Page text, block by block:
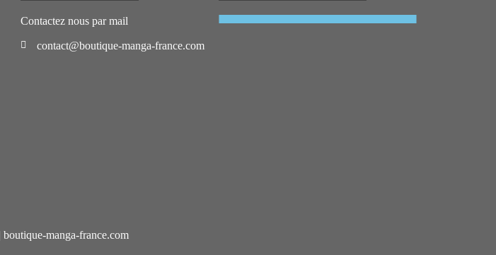
Contactez nous par mail
contact@boutique-manga-france.com
boutique-manga-france.com